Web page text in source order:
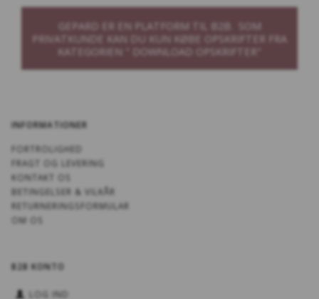
GEPARD ER EN PLATFORM TIL B2B. SOM
PRIVATKUNDE KAN DU KUN KØBE OPSKRIFTER FRA
KATEGORIEN " DOWNLOAD OPSKRIFTER"
INFORMATIONER
FORTROLIGHED
FRAGT OG LEVERING
KONTAKT OS
BETINGELSER & VILKÅR
RETURNERINGSFORMULAR
OM OS
B2B KONTO
LOG IND